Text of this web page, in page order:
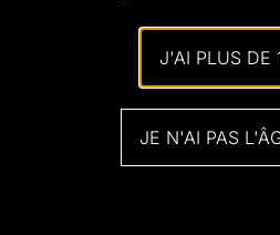
J'AI PLUS DE
JE N'AI PAS